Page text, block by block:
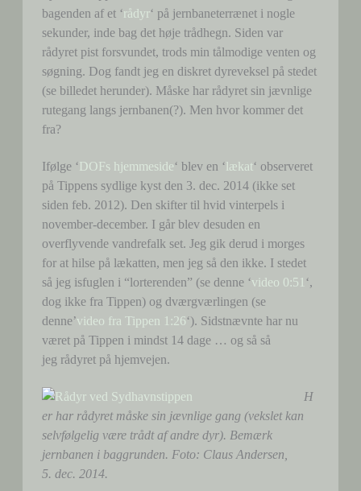
bagenden af et ‘rådyr‘ på jernbaneterrænet i nogle
sekunder, inde bag det høje trådhegn. Siden var
rådyret pist forsvundet, trods min tålmodige venten og
søgning. Dog fandt jeg en diskret dyreveksel på stedet
(se billedet herunder). Måske har rådyret sin jævnlige
rutegang langs jernbanen(?). Men hvor kommer det
fra?
Ifølge ‘DOFs hjemmeside‘ blev en ‘lækat‘ observeret
på Tippens sydlige kyst den 3. dec. 2014 (ikke set
siden feb. 2012). Den skifter til hvid vinterpels i
november-december. I går blev desuden en
overflyvende vandrefalk set. Jeg gik derud i morges
for at hilse på lækatten, men jeg så den ikke. I stedet
så jeg isfuglen i “lorterenden” (se denne ‘video 0:51 ‘,
dog ikke fra Tippen) og dværgværlingen (se
denne’video fra Tippen 1:26‘). Sidstnævnte har nu
været på Tippen i mindst 14 dage … og så så
jeg rådyret på hjemvejen.
H
er har rådyret måske sin jævnlige gang (vekslet kan
selvfølgelig være trådt af andre dyr). Bemærk
jernbanen i baggrunden. Foto: Claus Andersen,
5. dec. 2014.